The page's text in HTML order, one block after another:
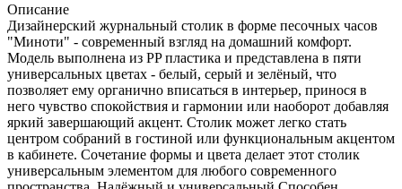
Описание
Дизайнерский журнальный столик в форме песочных часов
"Миноти" - современный взгляд на домашний комфорт.
Модель выполнена из PP пластика и представлена в пяти
универсальных цветах - белый, серый и зелёный, что
позволяет ему органично вписаться в интерьер, принося в
него чувство спокойствия и гармонии или наоборот добавляя
яркий завершающий акцент. Столик может легко стать
центром собраний в гостиной или функциональным акцентом
в кабинете. Сочетание формы и цвета делает этот столик
универсальным элементом для любого современного